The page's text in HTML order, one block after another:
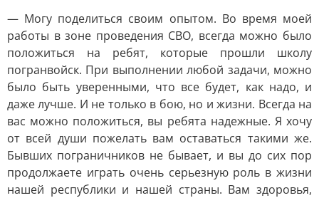
— Могу поделиться своим опытом. Во время моей
работы в зоне проведения СВО, всегда можно было
положиться на ребят, которые прошли школу
погранвойск. При выполнении любой задачи, можно
было быть уверенными, что все будет, как надо, и
даже лучше. И не только в бою, но и жизни. Всегда на
вас можно положиться, вы ребята надежные. Я хочу
от всей души пожелать вам оставаться такими же.
Бывших пограничников не бывает, и вы до сих пор
продолжаете играть очень серьезную роль в жизни
нашей республики и нашей страны. Вам здоровья,